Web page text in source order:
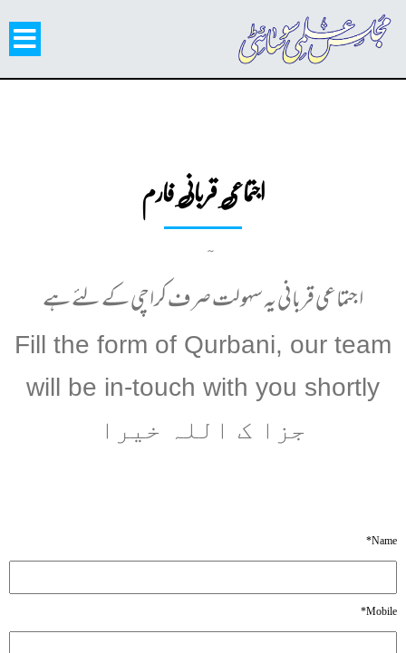
اجتماعی قربانی فارم
اجتماعی قربانی یہ سہولت صرف کراچی کے لئے ہے
Fill the form of Qurbani, our team
will be in-touch with you shortly
جزا ک اللہ خیرا
Name
*
Mobile
*